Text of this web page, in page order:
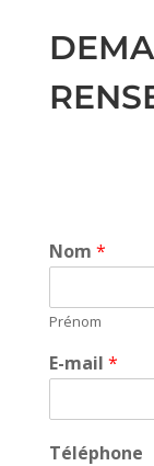
Nom *
Prénom
E-mail *
Téléphone